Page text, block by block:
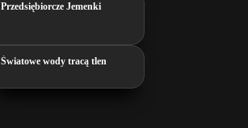
Przedsiębiorcze Jemenki
Światowe wody tracą tlen